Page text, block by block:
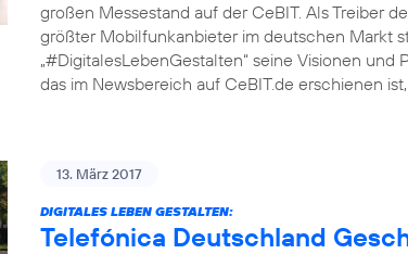
großen Messestand auf der CeBIT. Als Treiber
größter Mobilfunkanbieter im deutschen Markt
„#DigitalesLebenGestalten“ seine Visionen
das im Newsbereich auf CeBIT.de erschienen
13. März 2017
DIGITALES LEBEN GESTALTEN:
Telefónica Deutschland